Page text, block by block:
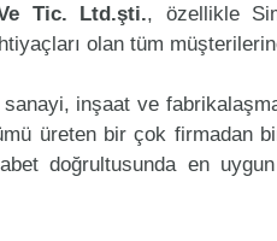
Tic. Ltd.şti., özellikle
olan tüm
inşaat ve
üreten bir çok firmadan
doğrultusunda en